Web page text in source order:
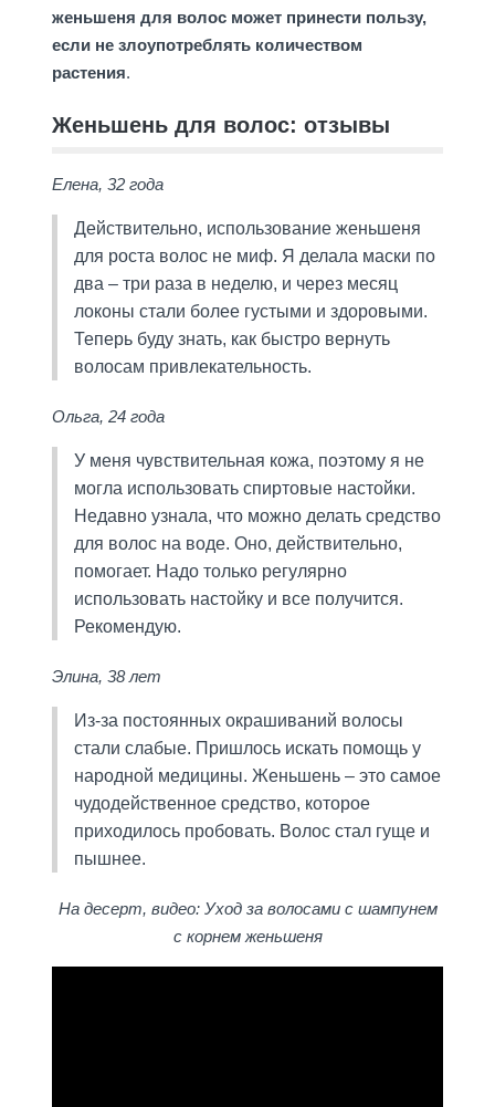
женьшеня для волос может принести пользу,
если не злоупотреблять количеством
растения.
Женьшень для волос: отзывы
Елена, 32 года
Действительно, использование женьшеня
для роста волос не миф. Я делала маски по
два – три раза в неделю, и через месяц
локоны стали более густыми и здоровыми.
Теперь буду знать, как быстро вернуть
волосам привлекательность.
Ольга, 24 года
У меня чувствительная кожа, поэтому я не
могла использовать спиртовые настойки.
Недавно узнала, что можно делать средство
для волос на воде. Оно, действительно,
помогает. Надо только регулярно
использовать настойку и все получится.
Рекомендую.
Элина, 38 лет
Из-за постоянных окрашиваний волосы
стали слабые. Пришлось искать помощь у
народной медицины. Женьшень – это самое
чудодейственное средство, которое
приходилось пробовать. Волос стал гуще и
пышнее.
На десерт, видео: Уход за волосами с шампунем
с корнем женьшеня